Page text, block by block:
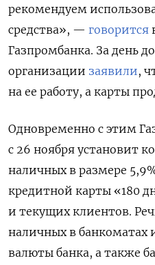
рекомендуем
средства», — говорится
Газпромбанка. За день
организации заявили,
на ее работу, а карты
Одновременно с этим
с 26 ноября установит
наличных в размере
кредитной карты «180
и текущих клиентов.
наличных в банкоматах
валюты банка, а также